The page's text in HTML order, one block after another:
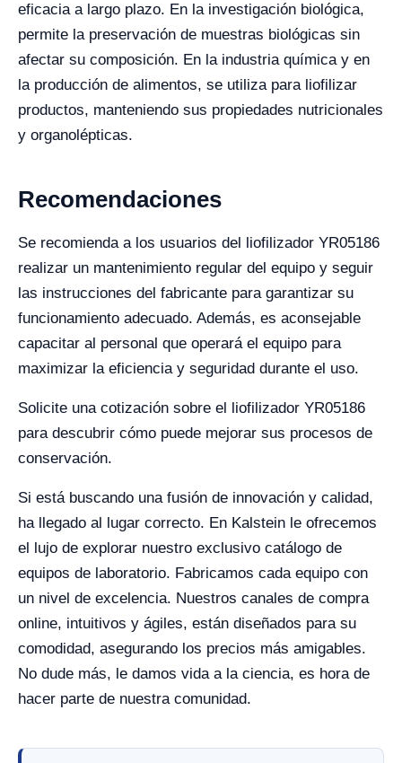
eficacia a largo plazo. En la investigación biológica,
permite la preservación de muestras biológicas sin
afectar su composición. En la industria química y en
la producción de alimentos, se utiliza para liofilizar
productos, manteniendo sus propiedades nutricionales
y organolépticas.
Recomendaciones
Se recomienda a los usuarios del liofilizador YR05186
realizar un mantenimiento regular del equipo y seguir
las instrucciones del fabricante para garantizar su
funcionamiento adecuado. Además, es aconsejable
capacitar al personal que operará el equipo para
maximizar la eficiencia y seguridad durante el uso.
Solicite una cotización sobre el liofilizador YR05186
para descubrir cómo puede mejorar sus procesos de
conservación.
Si está buscando una fusión de innovación y calidad,
ha llegado al lugar correcto. En Kalstein le ofrecemos
el lujo de explorar nuestro exclusivo catálogo de
equipos de laboratorio. Fabricamos cada equipo con
un nivel de excelencia. Nuestros canales de compra
online, intuitivos y ágiles, están diseñados para su
comodidad, asegurando los precios más amigables.
No dude más, le damos vida a la ciencia, es hora de
hacer parte de nuestra comunidad.